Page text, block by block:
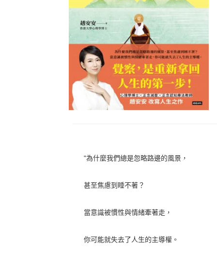
"為什麼我們總是忽略路邊的風景，
甚至焦慮到睡不著？
當意識被慣性與情緒牽著走，
你可能就失去了人生的主導權。